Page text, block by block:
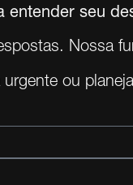
entender seu
Nossa
ou